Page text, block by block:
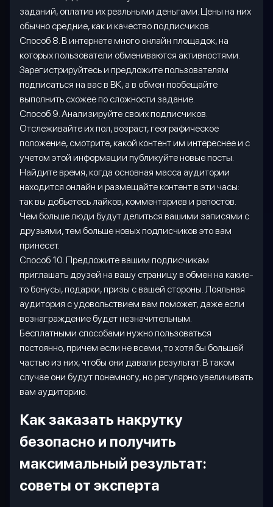
заданий, оплатив их реальными деньгами. Цены на них
обычно средние, как и качество подписчиков.
Способ 8. В интернете много онлайн площадок, на
которых пользователи обмениваются активностями.
Зарегистрируйтесь и предложите пользователям
подписаться на вас в ВК, а в обмен пообещайте
выполнить схожее по сложности задание.
Способ 9. Анализируйте своих подписчиков.
Отслеживайте их пол, возраст, географическое
положение, смотрите, какой контент им интереснее и с
учетом этой информации публикуйте новые посты.
Найдите время, когда основная масса аудитории
находится онлайн и размещайте контент в эти часы:
так вы добьетесь лайков, комментариев и репостов.
Чем больше люди будут делиться вашими записями с
друзьями, тем больше новых подписчиков это вам
принесет.
Способ 10. Предложите вашим подписчикам
приглашать друзей на вашу страницу в обмен на какие-
то бонусы, подарки, призы с вашей стороны. Лояльная
аудитория с удовольствием вам поможет, даже если
вознаграждение будет незначительным.
Бесплатными способами нужно пользоваться
постоянно, причем если не всеми, то хотя бы большей
частью из них, чтобы они давали результат. В таком
случае они будут понемногу, но регулярно увеличивать
вам аудиторию.
Как заказать накрутку
безопасно и получить
максимальный результат:
советы от эксперта